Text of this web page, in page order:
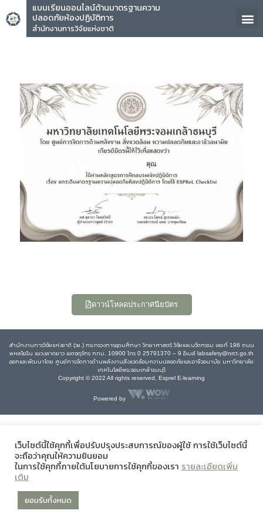
แบบเรียนออนไลน์ด้านมาตรฐานความ
ปลอดภัยห้องปฏิบัติการ
สำนักงานการวิจัยแห่งชาติ
คุณ
ดาวน์โหลดประกาศนียบัตร
สำนักงานการวิจัยแห่งชาติ (วช.) กระทรวงการอุดมศึกษา วิทยาศาสตร์ วิจัยและนวัตกรรม เลขที่ 196 ถนน
พหลโยธิน แขวงลาดยาว เขตจตุจักร กทม. 10900 โทร 0 25791370 – 9 อีเมล์ labsafety@nrct.go.th
ออกและพัฒนาโดย ศูนย์การจัดการด้านพลังงานสิ่งแวดล้อมความปลอดภัยและอาชีวอนามัย มหาวิทยาลัย
เทคโนโลยีพระจอมเกล้าธนบุรี
Copyright © 2022 All rights reserved, Esprel E-learning
Powered by
เว็บไซต์นี้ใช้คุกกี้เพื่อปรับปรุงประสบการณ์ของผู้ใช้ การใช้เว็บไซต์นี้
จะถือว่าคุณให้ความยินยอม
ในการใช้คุกกี้ภายใต้นโยบายการใช้คุกกี้ของเรา รายละเอียดเพิ่ม
เติม
ยอมรับทั้งหมด